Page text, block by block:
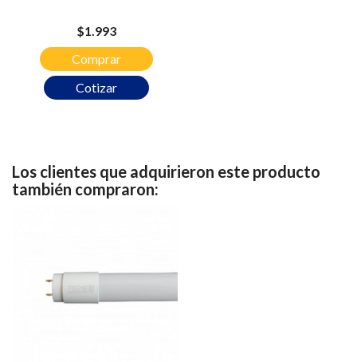
Cotizar
Precio
$1.993
Comprar
Los clientes que adquirieron este producto
también compraron: